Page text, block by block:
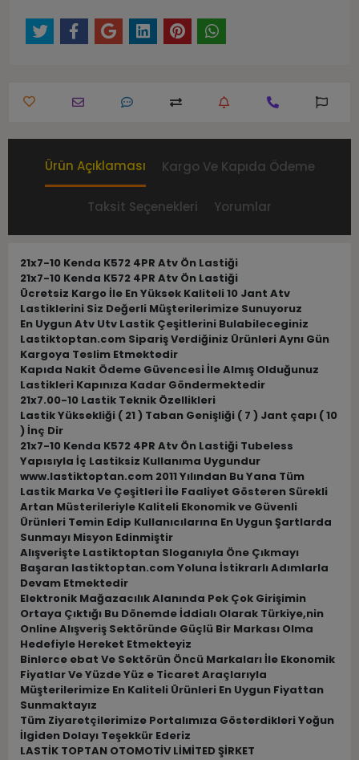
Ürün Açıklaması Kargo Ve Kapıda Ödeme
Taksit Seçenekleri Yorumlar
21x7-10 Kenda K572 4PR Atv Ön Lastiği
21x7-10 Kenda K572 4PR Atv Ön Lastiği
Ücretsiz Kargo İle En Yüksek Kaliteli 10 Jant Atv
Lastiklerini Siz Değerli Müşterilerimize Sunuyoruz
En Uygun Atv Utv Lastik Çeşitlerini Bulabileceginiz
Lastiktoptan.com Sipariş Verdiğiniz Ürünleri Aynı Gün
Kargoya Teslim Etmektedir
Kapıda Nakit Ödeme Güvencesi İle Almış Olduğunuz
Lastikleri Kapınıza Kadar Göndermektedir
21x7.00-10 Lastik Teknik Özellikleri
Lastik Yüksekliği ( 21 ) Taban Genişliği ( 7 ) Jant çapı ( 10
) İnç Dir
21x7-10 Kenda K572 4PR Atv Ön Lastiği Tubeless
Yapısıyla İç Lastiksiz Kullanıma Uygundur
www.lastiktoptan.com 2011 Yılından Bu Yana Tüm
Lastik Marka Ve Çeşitleri İle Faaliyet Gösteren Sürekli
Artan Müsterileriyle Kaliteli Ekonomik ve Güvenli
Ürünleri Temin Edip Kullanıcılarına En Uygun Şartlarda
Sunmayı Misyon Edinmiştir
Alışverişte Lastiktoptan Sloganıyla Öne Çıkmayı
Başaran lastiktoptan.com Yoluna İstikrarlı Adımlarla
Devam Etmektedir
Elektronik Mağazacılık Alanında Pek Çok Girişimin
Ortaya Çıktığı Bu Dönemde İddialı Olarak Türkiye,nin
Online Alışveriş Sektöründe Güçlü Bir Markası Olma
Hedefiyle Hereket Etmekteyiz
Binlerce ebat Ve Sektörün Öncü Markaları İle Ekonomik
Fiyatlar Ve Yüzde Yüz e Ticaret Araçlarıyla
Müşterilerimize En Kaliteli Ürünleri En Uygun Fiyattan
Sunmaktayız
Tüm Ziyaretçilerimize Portalımıza Gösterdikleri Yoğun
İlgiden Dolayı Teşekkür Ederiz
LASTİK TOPTAN OTOMOTİV LİMİTED ŞİRKET